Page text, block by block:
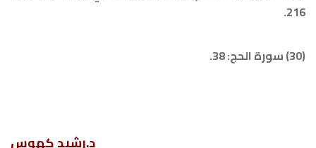
216.
(30) سورة الحج: 38.
د.رشيد كهوس